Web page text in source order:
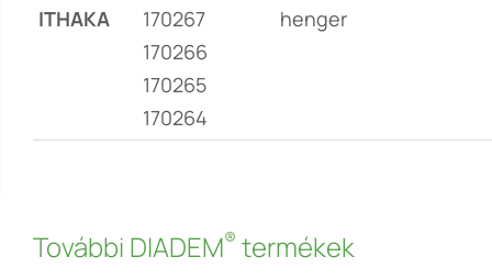
ITHAKA
170267
170266
170265
170264
henger
További DIADEM® termékek